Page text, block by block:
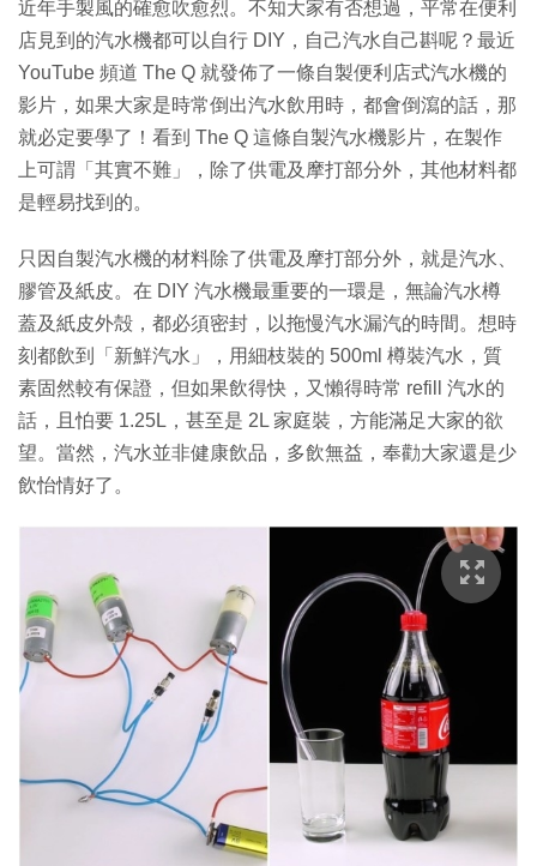
近年手製風的確愈吹愈烈。不知大家有否想過，平常在便利
店見到的汽水機都可以自行 DIY，自己汽水自己斟呢？最近
YouTube 頻道 The Q 就發佈了一條自製便利店式汽水機的
影片，如果大家是時常倒出汽水飲用時，都會倒瀉的話，那
就必定要學了！看到 The Q 這條自製汽水機影片，在製作
上可謂「其實不難」，除了供電及摩打部分外，其他材料都
是輕易找到的。
只因自製汽水機的材料除了供電及摩打部分外，就是汽水、
膠管及紙皮。在 DIY 汽水機最重要的一環是，無論汽水樽
蓋及紙皮外殻，都必須密封，以拖慢汽水漏汽的時間。想時
刻都飲到「新鮮汽水」，用細枝裝的 500ml 樽裝汽水，質
素固然較有保證，但如果飲得快，又懶得時常 refill 汽水的
話，且怕要 1.25L，甚至是 2L 家庭裝，方能滿足大家的欲
望。當然，汽水並非健康飲品，多飲無益，奉勸大家還是少
飲怡情好了。